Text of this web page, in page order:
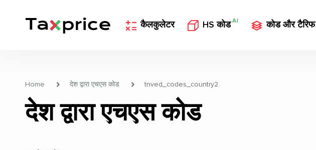
कैलकुलेटर HS कोड AI कोड और टैरिफ
Home देश द्वारा एचएस कोड tnved_codes_country2
देश द्वारा एचएस कोड